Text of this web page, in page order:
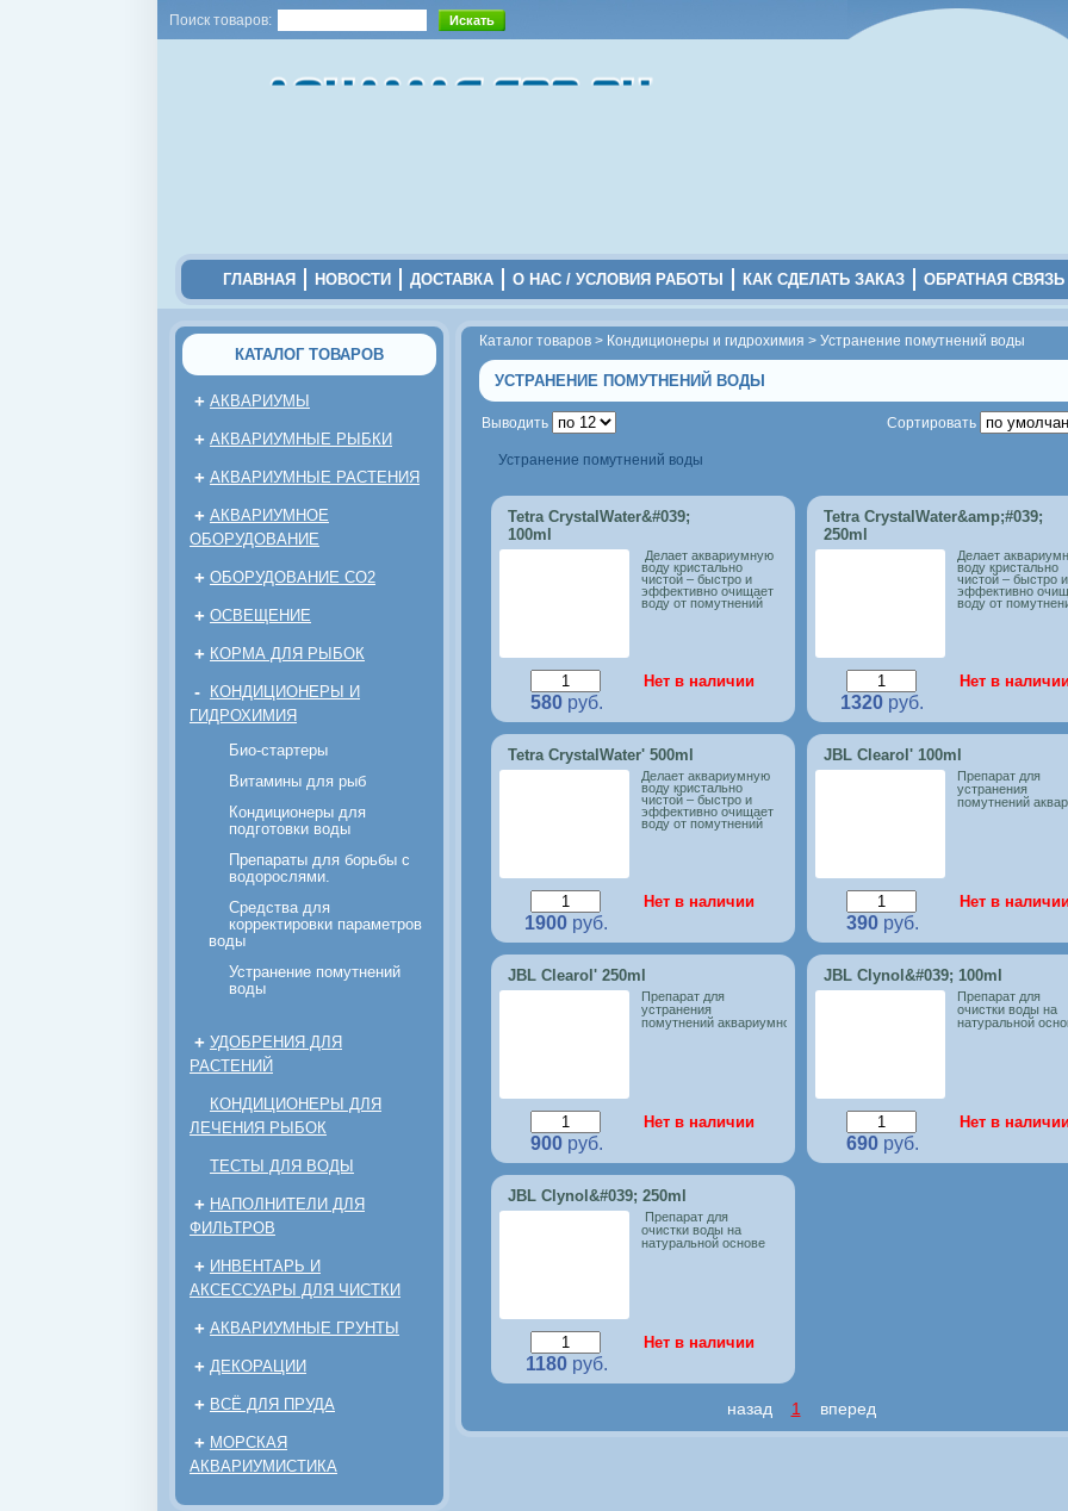
Поиск товаров:
ГЛАВНАЯ НОВОСТИ ДОСТАВКА О НАС / УСЛОВИЯ РАБОТЫ КАК СДЕЛАТЬ ЗАКАЗ ОБРАТНАЯ СВЯЗЬ
КАТАЛОГ ТОВАРОВ
+ АКВАРИУМЫ
+ АКВАРИУМНЫЕ РЫБКИ
+ АКВАРИУМНЫЕ РАСТЕНИЯ
+ АКВАРИУМНОЕ
ОБОРУДОВАНИЕ
+ ОБОРУДОВАНИЕ CO2
+ ОСВЕЩЕНИЕ
+ КОРМА ДЛЯ РЫБОК
-
КОНДИЦИОНЕРЫ И
ГИДРОХИМИЯ
Био-стартеры
Витамины для рыб
Кондиционеры для
подготовки воды
Препараты для борьбы с
водорослями.
Средства для
корректировки параметров
воды
Устранение помутнений
воды
+ УДОБРЕНИЯ ДЛЯ
РАСТЕНИЙ
КОНДИЦИОНЕРЫ ДЛЯ
ЛЕЧЕНИЯ РЫБОК
ТЕСТЫ ДЛЯ ВОДЫ
+ НАПОЛНИТЕЛИ ДЛЯ
ФИЛЬТРОВ
+ ИНВЕНТАРЬ И
АКСЕССУАРЫ ДЛЯ ЧИСТКИ
+ АКВАРИУМНЫЕ ГРУНТЫ
+ ДЕКОРАЦИИ
+ ВСЁ ДЛЯ ПРУДА
+ МОРСКАЯ
АКВАРИУМИСТИКА
Каталог товаров > Кондиционеры и гидрохимия > Устранение помутнений воды
УСТРАНЕНИЕ ПОМУТНЕНИЙ ВОДЫ
Выводить Сортировать
Устранение помутнений воды
Tetra CrystalWater&#039;
100ml
Делает аквариумную
воду кристально
чистой – быстро и
эффективно очищает
воду от помутнений
580руб.
Нет в наличии
Tetra CrystalWater&amp;#039;
250ml
Делает
воду кристально
чистой – быстро и
эффективно
воду от
1320 руб.
Нет в наличии
Tetra CrystalWater' 500ml
Делает аквариумную
воду кристально
чистой – быстро и
эффективно очищает
воду от помутнений
1900 руб.
Нет в наличии
JBL Clearol' 100ml
Препарат для
устранения
помутнений
390руб.
Нет в наличии
JBL Clearol' 250ml
Препарат для
устранения
помутнений аквариумной воды
900руб.
Нет в наличии
JBL Clynol&#039; 100ml
Препарат для
очистки воды на
натуральной
690руб.
Нет в наличии
JBL Clynol&#039; 250ml
Препарат для
очистки воды на
натуральной основе
1180руб.
Нет в наличии
назад 1 вперед